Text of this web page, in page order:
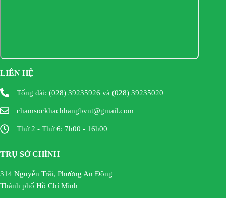
LIÊN HỆ
Tổng đài: (028) 39235926 và (028) 39235020
chamsockhachhangbvnt@gmail.com
Thứ 2 - Thứ 6: 7h00 - 16h00
TRỤ SỞ CHÍNH
314 Nguyễn Trãi, Phường An Đông
Thành phố Hồ Chí Minh